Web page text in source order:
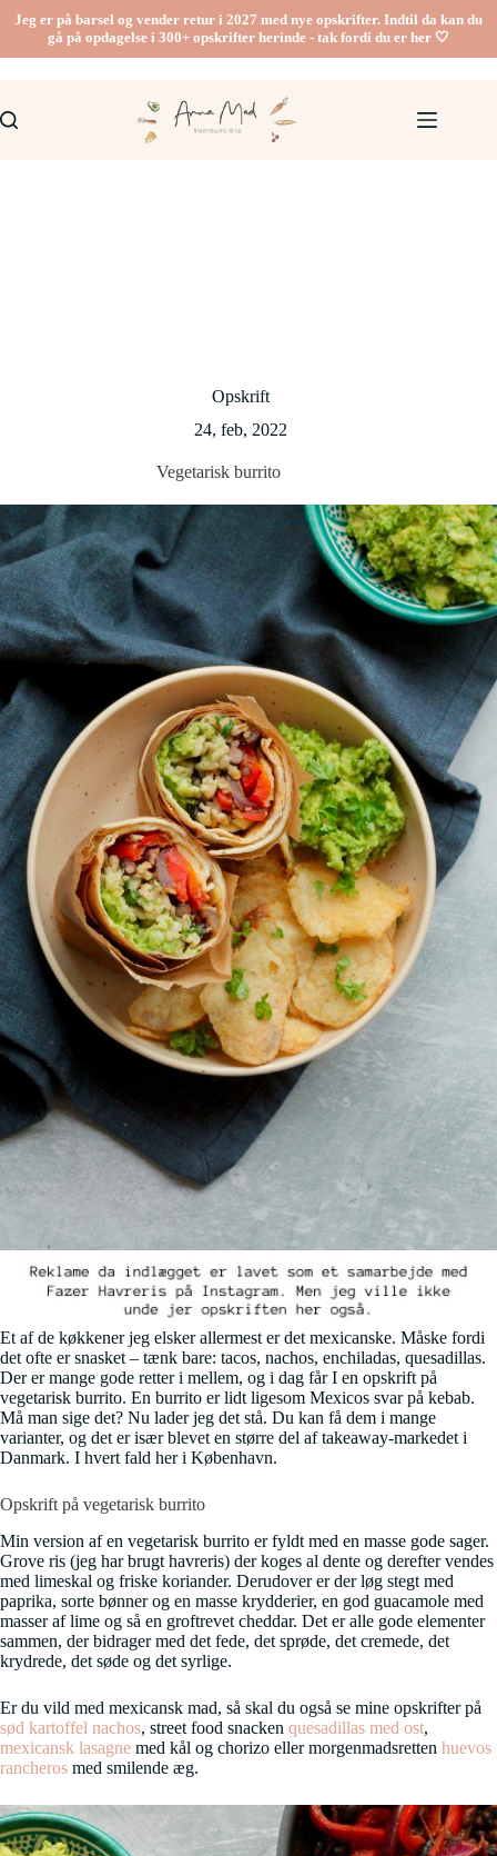
indhold
Jeg er på barsel og vender retur i 2027 med nye opskrifter. Indtil da kan du
gå på opdagelse i 300+ opskrifter herinde - tak fordi du er her 🤍
Opskrift
24, feb, 2022
Vegetarisk burrito
Et af de køkkener jeg elsker allermest er det mexicanske. Måske fordi
det ofte er snasket – tænk bare: tacos, nachos, enchiladas, quesadillas.
Der er mange gode retter i mellem, og i dag får I en opskrift på
vegetarisk burrito. En burrito er lidt ligesom Mexicos svar på kebab.
Må man sige det? Nu lader jeg det stå. Du kan få dem i mange
varianter, og det er især blevet en større del af takeaway-markedet i
Danmark. I hvert fald her i København.
Opskrift på vegetarisk burrito
Min version af en vegetarisk burrito er fyldt med en masse gode sager.
Grove ris (jeg har brugt havreris) der koges al dente og derefter vendes
med limeskal og friske koriander. Derudover er der løg stegt med
paprika, sorte bønner og en masse krydderier, en god guacamole med
masser af lime og så en groftrevet cheddar. Det er alle gode elementer
sammen, der bidrager med det fede, det sprøde, det cremede, det
krydrede, det søde og det syrlige.
Er du vild med mexicansk mad, så skal du også se mine opskrifter på
sød kartoffel nachos, street food snacken quesadillas med ost,
mexicansk lasagne med kål og chorizo eller morgenmadsretten huevos
rancheros med smilende æg.